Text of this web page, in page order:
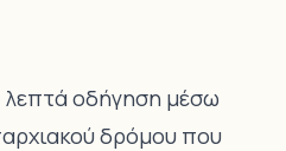
λεπτά οδήγηση μέσω
δρόμου που